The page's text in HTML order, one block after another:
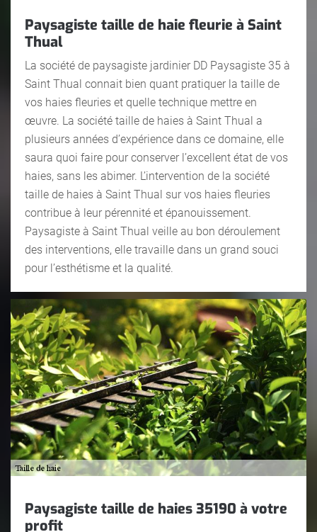
Paysagiste taille de haie fleurie à Saint
Thual
La société de paysagiste jardinier DD Paysagiste 35 à
Saint Thual connait bien quant pratiquer la taille de
vos haies fleuries et quelle technique mettre en
œuvre. La société taille de haies à Saint Thual a
plusieurs années d’expérience dans ce domaine, elle
saura quoi faire pour conserver l’excellent état de vos
haies, sans les abimer. L’intervention de la société
taille de haies à Saint Thual sur vos haies fleuries
contribue à leur pérennité et épanouissement.
Paysagiste à Saint Thual veille au bon déroulement
des interventions, elle travaille dans un grand souci
pour l’esthétisme et la qualité.
Paysagiste taille de haies 35190 à votre
profit